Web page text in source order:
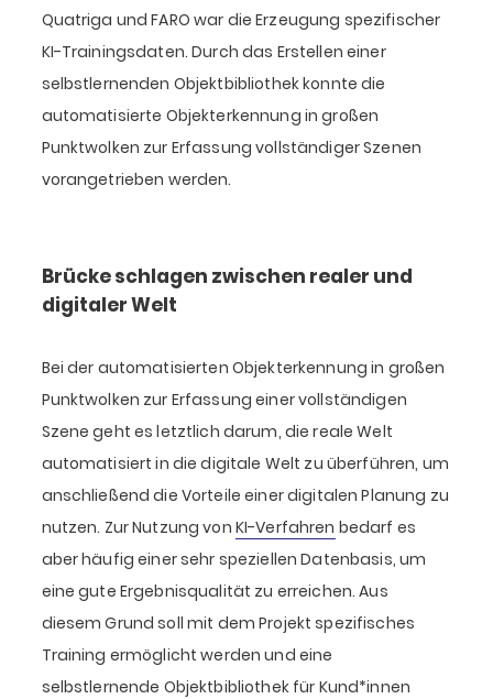
Quatriga und FARO war die Erzeugung spezifischer
KI-Trainingsdaten. Durch das Erstellen einer
selbstlernenden Objektbibliothek konnte die
automatisierte Objekterkennung in großen
Punktwolken zur Erfassung vollständiger Szenen
vorangetrieben werden.
Brücke schlagen zwischen realer und
digitaler Welt
Bei der automatisierten Objekterkennung in großen
Punktwolken zur Erfassung einer vollständigen
Szene geht es letztlich darum, die reale Welt
automatisiert in die digitale Welt zu überführen, um
anschließend die Vorteile einer digitalen Planung zu
nutzen. Zur Nutzung von KI-Verfahren bedarf es
aber häufig einer sehr speziellen Datenbasis, um
eine gute Ergebnisqualität zu erreichen. Aus
diesem Grund soll mit dem Projekt spezifisches
Training ermöglicht werden und eine
selbstlernende Objektbibliothek für Kund*innen